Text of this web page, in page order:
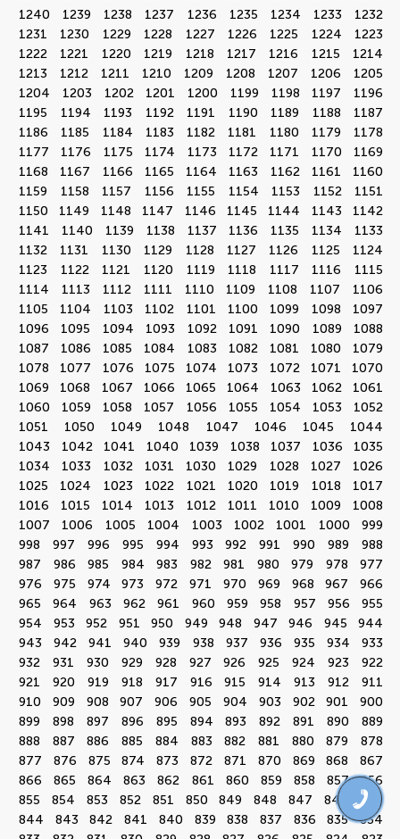
1240
1239 1238 1237 1236 1235 1234 1233
1232
1231
1230 1229 1228 1227 1226 1225 1224
1223
1222
1221 1220 1219 1218 1217 1216 1215
1214
1213
1212 1211 1210 1209 1208 1207 1206
1205
1204
1203 1202 1201 1200 1199 1198 1197
1196
1195
1194 1193 1192 1191 1190 1189 1188
1187
1186
1185 1184 1183 1182 1181 1180 1179
1178
1177
1176 1175 1174 1173 1172 1171 1170
1169
1168
1167 1166 1165 1164 1163 1162 1161
1160
1159
1158 1157 1156 1155 1154 1153 1152
1151
1150
1149 1148 1147 1146 1145 1144 1143
1142
1141
1140 1139 1138 1137 1136 1135 1134
1133
1132
1131 1130 1129 1128 1127 1126 1125
1124
1123
1122 1121 1120 1119 1118 1117 1116
1115
1114
1113 1112 1111 1110 1109 1108 1107
1106
1105
1104 1103 1102 1101 1100 1099 1098
1097
1096
1095 1094 1093 1092 1091 1090 1089
1088
1087
1086 1085 1084 1083 1082 1081 1080
1079
1078
1077 1076 1075 1074 1073 1072 1071
1070
1069
1068 1067 1066 1065 1064 1063 1062
1061
1060
1059 1058 1057 1056 1055 1054 1053
1052
1051
1050 1049 1048 1047 1046 1045
1044
1043
1042 1041 1040 1039 1038 1037 1036
1035
1034
1033 1032 1031 1030 1029 1028 1027
1026
1025
1024 1023 1022 1021 1020 1019 1018
1017
1016
1015 1014 1013 1012 1011 1010 1009
1008
1007
1006 1005 1004 1003 1002 1001 1000
999
998
997 996 995 994 993 992 991 990 989
988
987
986 985 984 983 982 981 980 979 978
977
976
975 974 973 972 971 970 969 968 967
966
965
964 963 962 961 960 959 958 957 956
955
954
953 952 951 950 949 948 947 946 945
944
943
942 941 940 939 938 937 936 935 934
933
932
931 930 929 928 927 926 925 924 923
922
921
920 919 918 917 916 915 914 913 912
911
910
909 908 907 906 905 904 903 902 901
900
899
898 897 896 895 894 893 892 891 890
889
888
887 886 885 884 883 882 881 880 879
878
877
876 875 874 873 872 871 870 869 868
867
866
865 864 863 862 861 860 859 858 857
856
855
854 853 852 851 850 849 848 847 846
845
844
843 842 841 840 839 838 837 836 835
834